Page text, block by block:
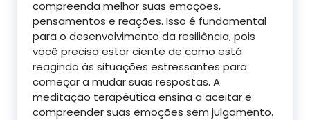
compreenda melhor suas emoções,
pensamentos e reações. Isso é fundamental
para o desenvolvimento da resiliência, pois
você precisa estar ciente de como está
reagindo às situações estressantes para
começar a mudar suas respostas. A
meditação terapêutica ensina a aceitar e
compreender suas emoções sem julgamento.